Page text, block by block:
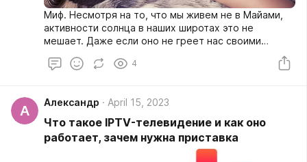
Миф. Несмотря на то, что мы живем не в Майами,
активности солнца в наших широтах это не
мешает. Даже если оно не греет нас своими
лучами, все равно небесное светило «работает»
365 дней в году.
4
А
Александр April 15, 2023
Что такое IPTV-телевидение и как оно
работает, зачем нужна приставка